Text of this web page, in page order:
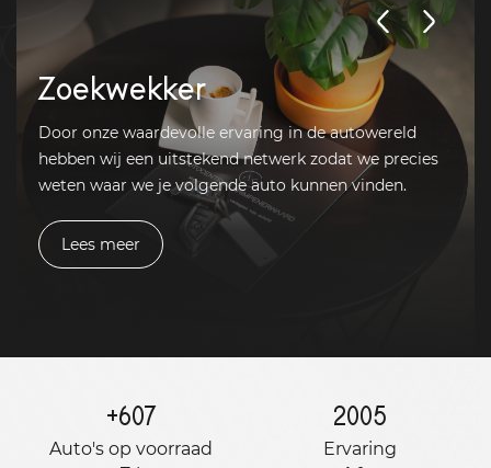
Zoekwekker
Door onze waardevolle ervaring in de autowereld
hebben wij een uitstekend netwerk zodat we precies
weten waar we je volgende auto kunnen vinden.
Lees meer
+607
Auto's op voorraad
2005
Ervaring